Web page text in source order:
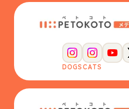
DOGSCATS